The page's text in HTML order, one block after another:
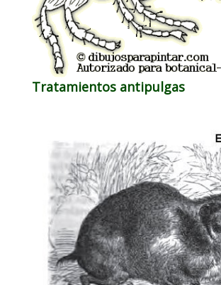
Tratamientos antipulgas